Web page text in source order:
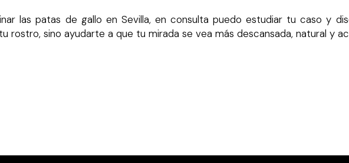
las patas de gallo en Sevilla, en consulta puedo estudiar tu caso y
rostro, sino ayudarte a que tu mirada se vea más descansada, natural y